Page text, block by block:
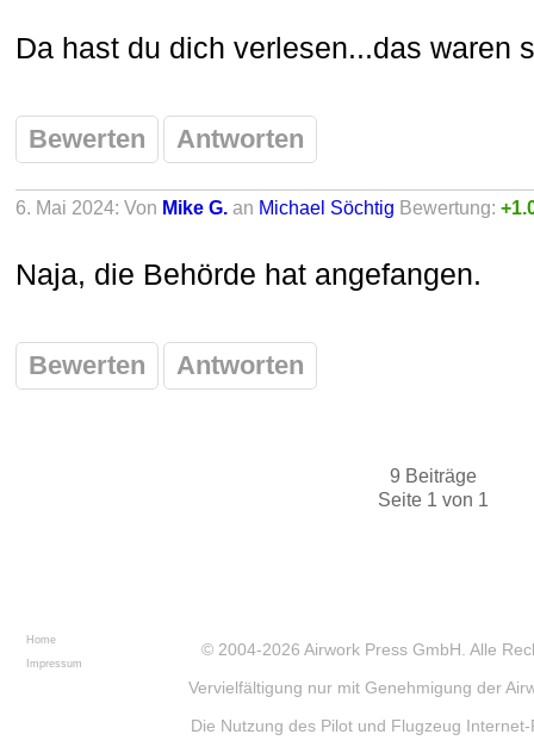
Da hast du dich verlesen...das waren
Bewerten Antworten
6. Mai 2024: Von Mike G. an Michael Söchtig Bewertung:
Naja, die Behörde hat angefangen.
Bewerten Antworten
9 Beiträge
Seite 1 von 1
Home
Impressum
© 2004-2026 Airwork Press GmbH . Alle
Vervielfältigung nur mit Genehmigung der
Die Nutzung des Pilot und Flugzeug